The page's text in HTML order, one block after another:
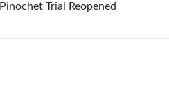
Trial Reopened